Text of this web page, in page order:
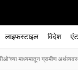
लाइफस्टाइल विदेश
माध्यमातून ग्रामीण